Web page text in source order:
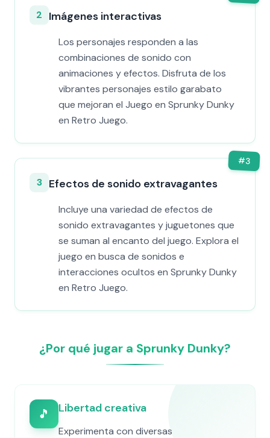
2 Imágenes interactivas
Los personajes responden a las
combinaciones de sonido con
animaciones y efectos. Disfruta de los
vibrantes personajes estilo garabato
que mejoran el Juego en Sprunky Dunky
en Retro Juego.
#3
3 Efectos de sonido extravagantes
Incluye una variedad de efectos de
sonido extravagantes y juguetones que
se suman al encanto del juego. Explora el
juego en busca de sonidos e
interacciones ocultos en Sprunky Dunky
en Retro Juego.
¿Por qué jugar a Sprunky Dunky?
🎵 Libertad creativa
Experimenta con diversas